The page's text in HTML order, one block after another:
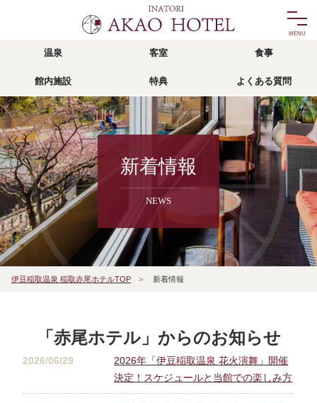
食事
food
館内施設
facility
リゾッチャ
risocha izu
特典
privilege
アクセス よくある質問
faq
宿泊予約
reservation
予約確認・キャンセル
温泉 客室 食事
館内施設 特典 よくある質問
新着情報
NEWS
伊豆稲取温泉 稲取赤尾ホテルTOP > 新着情報
「赤尾ホテル」からのお知らせ
2026/06/29
2026年「伊豆稲取温泉 花火演舞」開催
決定！スケジュールと当館での楽しみ方